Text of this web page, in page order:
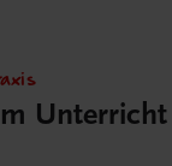
Unterricht